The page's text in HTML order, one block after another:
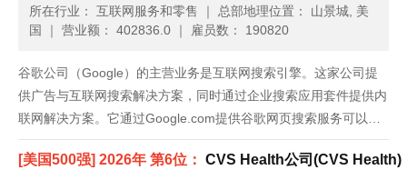
所在行业： 互联网服务和零售 ｜ 总部地理位置： 山景城, 美
国
｜ 营业额： 402836.0 ｜ 雇员数： 190820
谷歌公司（Google）的主营业务是互联网搜索引擎。这家公司提
供广告与互联网搜索解决方案，同时通过企业搜索应用套件提供内
联网解决方案。它通过Google.com提供谷歌网页搜索服务可以访
问网页；通过谷歌图片搜索（Google Image Search），可以在网
页上找到的所有图片的可搜索索引；谷歌网......
[美国500强] 2026年 第6位： CVS Health公司(CVS Health)